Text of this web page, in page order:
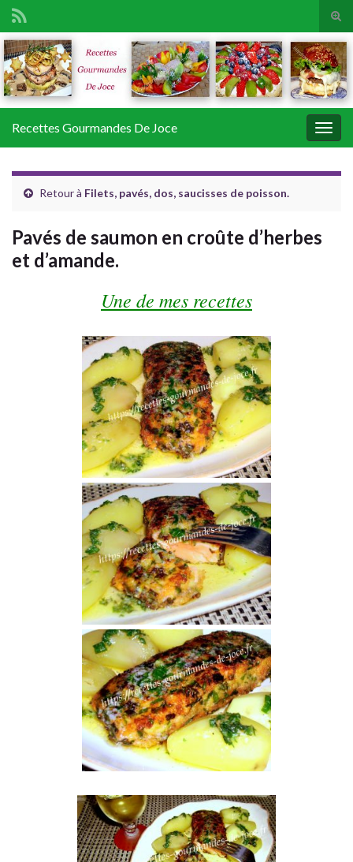
Search for:
Recettes Gourmandes De Joce
Retour à Filets, pavés, dos, saucisses de poisson.
Pavés de saumon en croûte d’herbes
et d’amande.
Une de mes recettes